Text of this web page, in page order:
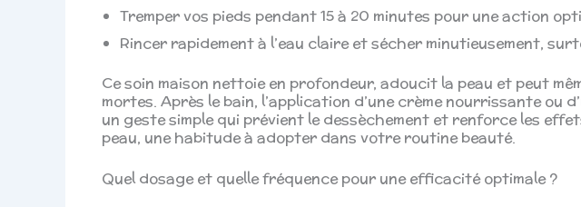
Tremper vos pieds pendant 15 à 20 minutes pour une action
Rincer rapidement à l’eau claire et sécher minutieusement,
Ce soin maison nettoie en profondeur, adoucit la peau et peut
mortes. Après le bain, l’application d’une crème nourrissante ou
un geste simple qui prévient le dessèchement et renforce les
peau, une habitude à adopter dans votre routine beauté.
Quel dosage et quelle fréquence pour une efficacité optimale ?